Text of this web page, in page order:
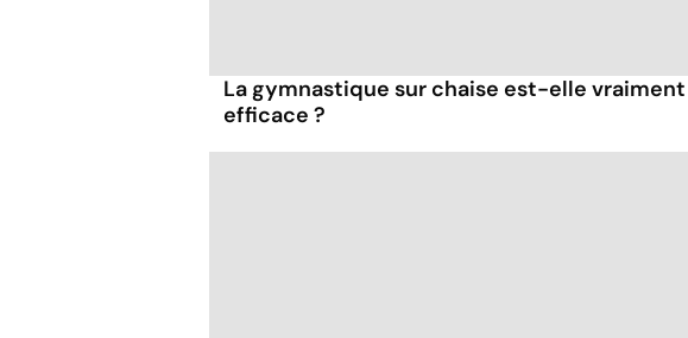
La gymnastique sur chaise est-elle vraiment
efficace ?